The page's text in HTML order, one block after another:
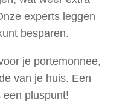
experts leggen
besparen.
je portemonnee,
van je huis. Een
een pluspunt!